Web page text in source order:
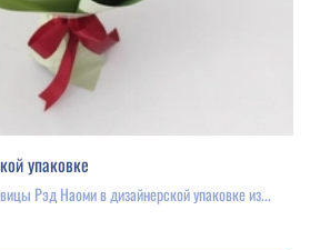
упаковке
Рэд Наоми в дизайнерской упаковке из...